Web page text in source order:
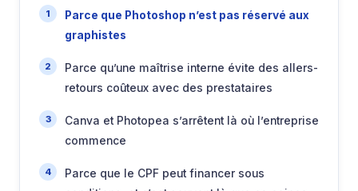
Parce que Photoshop n’est pas réservé aux
graphistes
Parce qu’une maîtrise interne évite des allers-
retours coûteux avec des prestataires
Canva et Photopea s’arrêtent là où l’entreprise
commence
Parce que le CPF peut financer sous